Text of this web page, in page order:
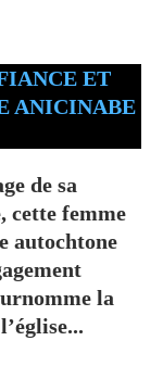
de sa
cette femme
autochtone
la